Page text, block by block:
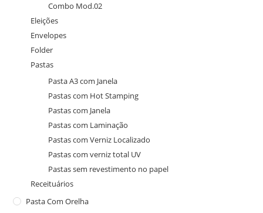
Combo Mod.02
Eleições
Envelopes
Folder
Pastas
Pasta A3 com Janela
Pastas com Hot Stamping
Pastas com Janela
Pastas com Laminação
Pastas com Verniz Localizado
Pastas com verniz total UV
Pastas sem revestimento no papel
Receituários
Pasta Com Orelha